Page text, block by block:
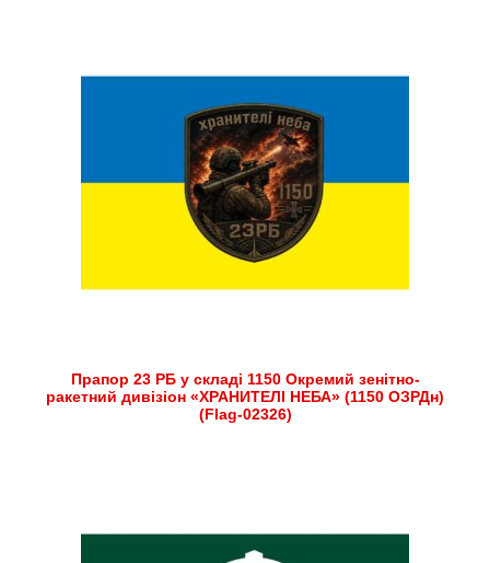
Прапор 23 РБ у складі 1150 Окремий зенітно-
ракетний дивізіон «ХРАНИТЕЛІ НЕБА» (1150 ОЗРДн)
(Flag-02326)